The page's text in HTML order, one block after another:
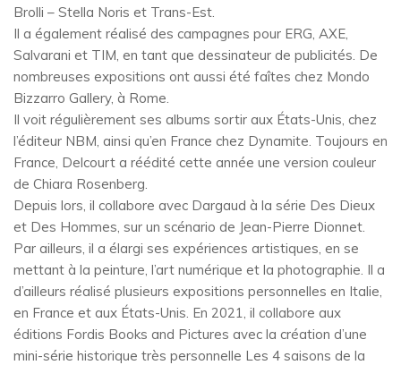
Brolli – Stella Noris et Trans-Est.
Il a également réalisé des campagnes pour ERG, AXE,
Salvarani et TIM, en tant que dessinateur de publicités. De
nombreuses expositions ont aussi été faîtes chez Mondo
Bizzarro Gallery, à Rome.
Il voit régulièrement ses albums sortir aux États-Unis, chez
l’éditeur NBM, ainsi qu’en France chez Dynamite. Toujours en
France, Delcourt a réédité cette année une version couleur
de Chiara Rosenberg.
Depuis lors, il collabore avec Dargaud à la série Des Dieux
et Des Hommes, sur un scénario de Jean-Pierre Dionnet.
Par ailleurs, il a élargi ses expériences artistiques, en se
mettant à la peinture, l’art numérique et la photographie. Il a
d’ailleurs réalisé plusieurs expositions personnelles en Italie,
en France et aux États-Unis. En 2021, il collabore aux
éditions Fordis Books and Pictures avec la création d’une
mini-série historique très personnelle Les 4 saisons de la